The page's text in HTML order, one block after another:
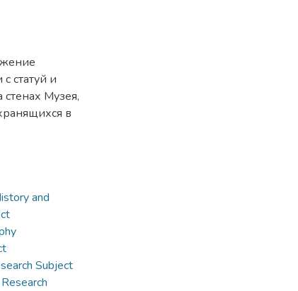
статуй и
Музея,
в
and
Subject
Research